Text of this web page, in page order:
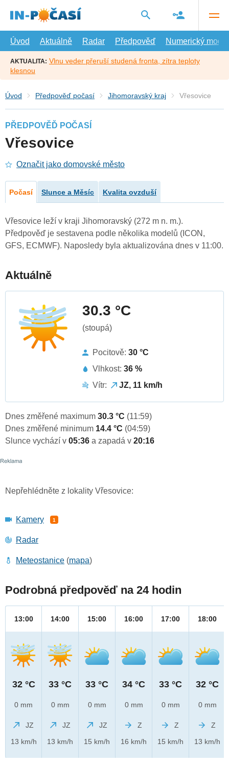
hlavní
Úvod
Aktuálně Radar Předpověď Numerický model
AKTUALITA: Vlnu veder přeruší studená fronta, zítra teploty
klesnou
Úvod Předpověď počasí Jihomoravský kraj Vřesovice
PŘEDPOVĚĎ POČASÍ
Vřesovice
Označit jako domovské město
Počasí Slunce a Měsíc Kvalita ovzduší
Vřesovice leží v kraji Jihomoravský (272 m n. m.).
Předpověď je sestavena podle několika modelů (ICON,
GFS, ECMWF). Naposledy byla aktualizována dnes v 11:00.
Aktuálně
30.3 °C
(stoupá)
Pocitově: 30 °C
Vlhkost: 36 %
Vítr:
JZ, 11 km/h
Dnes změřené maximum 30.3 °C (11:59)
Dnes změřené minimum 14.4 °C (04:59)
Slunce vychází v 05:36 a zapadá v 20:16
Nepřehlédněte z lokality Vřesovice:
Kamery 1
Radar
Meteostanice (mapa)
Podrobná předpověď na 24 hodin
13:00
32 °C
0 mm
JZ
13 km/h
14:00
33 °C
0 mm
JZ
13 km/h
15:00
33 °C
0 mm
JZ
15 km/h
16:00
34 °C
0 mm
Z
16 km/h
17:00
33 °C
0 mm
Z
15 km/h
18:00
32 °C
0 mm
Z
13 km/h